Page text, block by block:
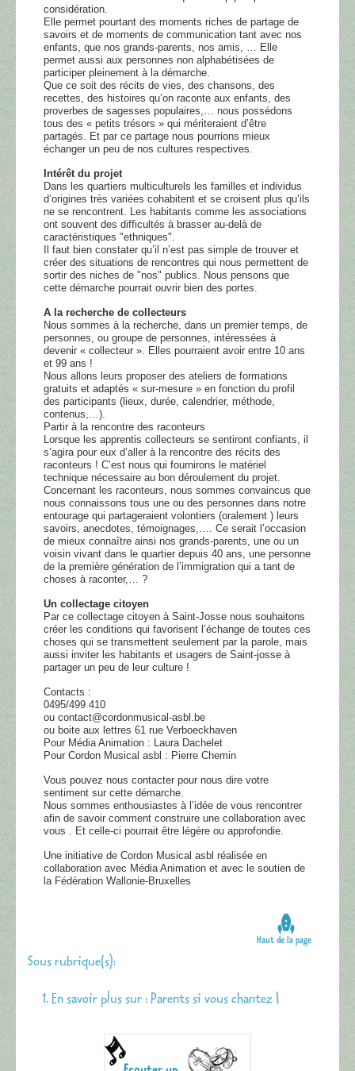
considération.
Elle permet pourtant des moments riches de partage de
savoirs et de moments de communication tant avec nos
enfants, que nos grands-parents, nos amis, … Elle
permet aussi aux personnes non alphabétisées de
participer pleinement à la démarche.
Que ce soit des récits de vies, des chansons, des
recettes, des histoires qu’on raconte aux enfants, des
proverbes de sagesses populaires,… nous possédons
tous des « petits trésors » qui mériteraient d’être
partagés. Et par ce partage nous pourrions mieux
échanger un peu de nos cultures respectives.
Intérêt du projet
Dans les quartiers multiculturels les familles et individus
d’origines très variées cohabitent et se croisent plus qu’ils
ne se rencontrent. Les habitants comme les associations
ont souvent des difficultés à brasser au-delà de
caractéristiques "ethniques".
Il faut bien constater qu’il n’est pas simple de trouver et
créer des situations de rencontres qui nous permettent de
sortir des niches de "nos" publics. Nous pensons que
cette démarche pourrait ouvrir bien des portes.
A la recherche de collecteurs
Nous sommes à la recherche, dans un premier temps, de
personnes, ou groupe de personnes, intéressées à
devenir « collecteur ». Elles pourraient avoir entre 10 ans
et 99 ans !
Nous allons leurs proposer des ateliers de formations
gratuits et adaptés « sur-mesure » en fonction du profil
des participants (lieux, durée, calendrier, méthode,
contenus,…).
Partir à la rencontre des raconteurs
Lorsque les apprentis collecteurs se sentiront confiants, il
s’agira pour eux d’aller à la rencontre des récits des
raconteurs ! C’est nous qui fournirons le matériel
technique nécessaire au bon déroulement du projet.
Concernant les raconteurs, nous sommes convaincus que
nous connaissons tous une ou des personnes dans notre
entourage qui partageraient volontiers (oralement ) leurs
savoirs, anecdotes, témoignages,…. Ce serait l’occasion
de mieux connaître ainsi nos grands-parents, une ou un
voisin vivant dans le quartier depuis 40 ans, une personne
de la première génération de l’immigration qui a tant de
choses à raconter,… ?
Un collectage citoyen
Par ce collectage citoyen à Saint-Josse nous souhaitons
créer les conditions qui favorisent l’échange de toutes ces
choses qui se transmettent seulement par la parole, mais
aussi inviter les habitants et usagers de Saint-josse à
partager un peu de leur culture !
Contacts :
0495/499 410
ou contact@cordonmusical-asbl.be
ou boite aux lettres 61 rue Verboeckhaven
Pour Média Animation : Laura Dachelet
Pour Cordon Musical asbl : Pierre Chemin
Vous pouvez nous contacter pour nous dire votre
sentiment sur cette démarche.
Nous sommes enthousiastes à l’idée de vous rencontrer
afin de savoir comment construire une collaboration avec
vous . Et celle-ci pourrait être légère ou approfondie.
Une initiative de Cordon Musical asbl réalisée en
collaboration avec Média Animation et avec le soutien de
la Fédération Wallonie-Bruxelles
Haut de la page
Sous rubrique(s):
En savoir plus sur : Parents si vous chantez !